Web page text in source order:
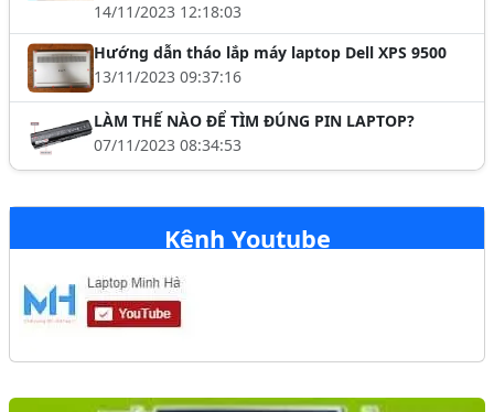
14/11/2023 12:18:03
Hướng dẫn tháo lắp máy laptop Dell XPS 9500
13/11/2023 09:37:16
LÀM THẾ NÀO ĐỂ TÌM ĐÚNG PIN LAPTOP?
07/11/2023 08:34:53
Kênh Youtube